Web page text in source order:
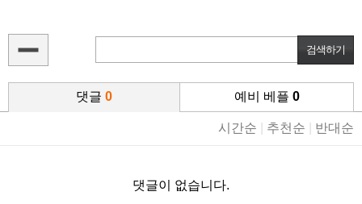
댓글 0 예비 베플 0
시간순 추천순 반대순
댓글이 없습니다.